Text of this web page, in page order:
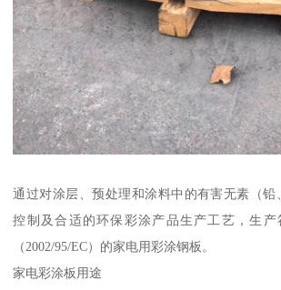
通过对涂层、预处理和涂料中的有害无素（铅
控制及合适的环保彩涂产品生产工艺，生产
（2002/95/EC）的家电用彩涂钢板。
家电彩涂板用途